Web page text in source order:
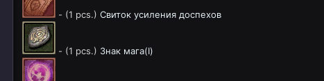
- (1 pcs.) Свиток усиления доспехов
- (1 pcs.) Знак мага(I)